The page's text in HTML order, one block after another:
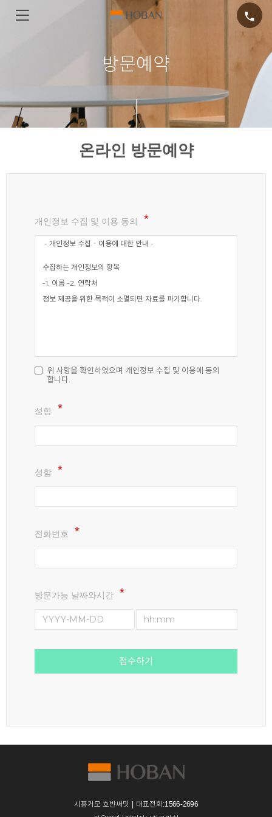
call
방문예약
온라인 방문예약
개인정보 수집 및 이용 동의
위 사항을 확인하였으며 개인정보 수집 및 이용에 동의
합니다.
성함
성함
전화번호
방문가능 날짜와시간
접수하기
시흥거모 호반써밋 | 대표전화:1566-2696